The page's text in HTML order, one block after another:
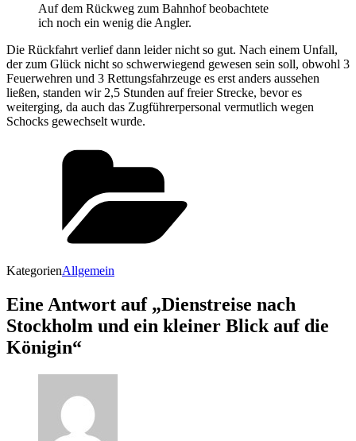
Auf dem Rückweg zum Bahnhof beobachtete
ich noch ein wenig die Angler.
Die Rückfahrt verlief dann leider nicht so gut. Nach einem Unfall,
der zum Glück nicht so schwerwiegend gewesen sein soll, obwohl 3
Feuerwehren und 3 Rettungsfahrzeuge es erst anders aussehen
ließen, standen wir 2,5 Stunden auf freier Strecke, bevor es
weiterging, da auch das Zugführerpersonal vermutlich wegen
Schocks gewechselt wurde.
KategorienAllgemein
Eine Antwort auf „Dienstreise nach
Stockholm und ein kleiner Blick auf die
Königin“